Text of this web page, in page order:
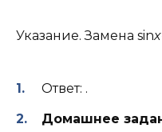
Указание. Замена sinx
Ответ: .
Домашнее